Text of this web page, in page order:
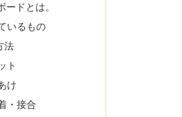
ードとは。
いるもの
法
ト
け
・接合